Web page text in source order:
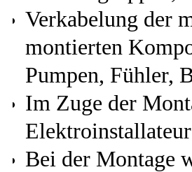
Verkabelung der
montierten
Pumpen, Fühler,
Im Zuge der
Bei der Montage